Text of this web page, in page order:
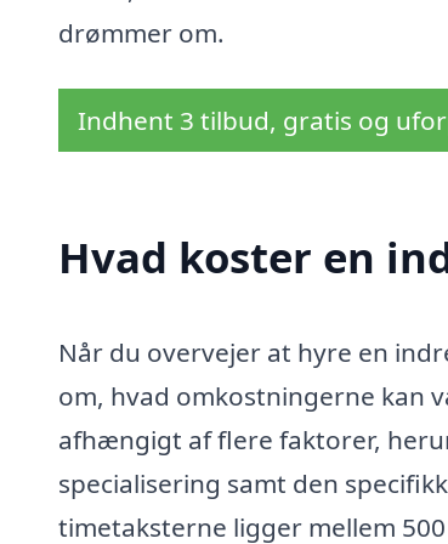
drømmer om.
Indhent 3 tilbud, gratis og
Hvad koster en
Når du overvejer at hyre en
om, hvad omkostningerne kan
afhængigt af flere faktorer,
specialisering samt den
timetaksterne ligger mellem